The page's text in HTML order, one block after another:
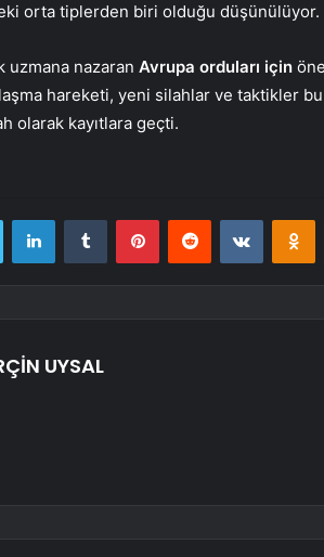
orta tiplerden biri olduğu düşünülüyor.
uzmana nazaran Avrupa orduları için
hareketi, yeni silahlar ve taktikler
olarak kayıtlara geçti.
Twitter LinkedInTumblr PinterestReddit
UYSAL